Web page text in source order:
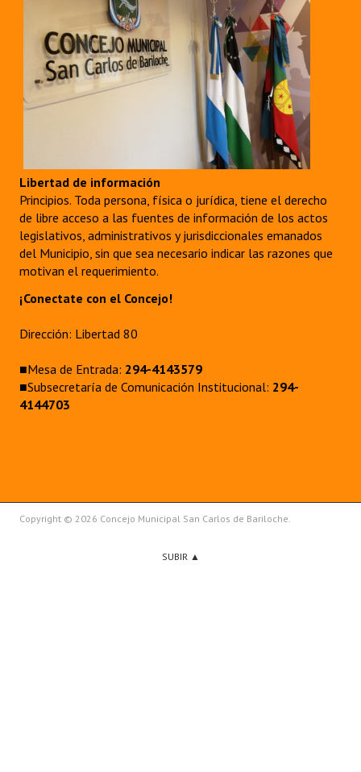
Libertad de información
Principios. Toda persona, física o jurídica, tiene el derecho
de libre acceso a las fuentes de información de los actos
legislativos, administrativos y jurisdiccionales emanados
del Municipio, sin que sea necesario indicar las razones que
motivan el requerimiento.
¡Conectate con el Concejo!
Dirección: Libertad 80
■Mesa de Entrada: 294-4143579
■Subsecretaría de Comunicación Institucional: 294-
4144703
Copyright © 2026 Concejo Municipal San Carlos de Bariloche.
SUBIR ▲